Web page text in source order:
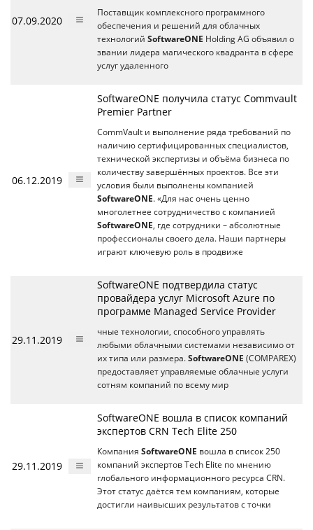
07.09.2020
Поставщик комплексного программного
обеспечения и решений для облачных
технологий SoftwareONE Holding AG объявил о
звании лидера магического квадранта в сфере
услуг удаленного
06.12.2019
SoftwareONE получила статус Commvault
Premier Partner
CommVault и выполнение ряда требований по
наличию сертифицированных специалистов,
технической экспертизы и объёма бизнеса по
количеству завершённых проектов. Все эти
условия были выполнены компанией
SoftwareONE. «Для нас очень ценно
многолетнее сотрудничество с компанией
SoftwareONE, где сотрудники – абсолютные
профессионалы своего дела. Наши партнеры
играют ключевую роль в продвиже
29.11.2019
SoftwareONE подтвердила статус
провайдера услуг Microsoft Azure по
программе Managed Service Provider
чные технологии, способного управлять
любыми облачными системами независимо от
их типа или размера. SoftwareONE (COMPAREX)
предоставляет управляемые облачные услуги
сотням компаний по всему мир
29.11.2019
SoftwareONE вошла в список компаний
экспертов CRN Tech Elite 250
Компания SoftwareONE вошла в список 250
компаний экспертов Tech Elite по мнению
глобального информационного ресурса CRN.
Этот статус даётся тем компаниям, которые
достигли наивысших результатов с точки